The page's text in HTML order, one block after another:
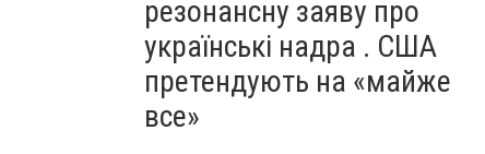
резонансну заяву про
українські надра . США
претендують на «майже
все»